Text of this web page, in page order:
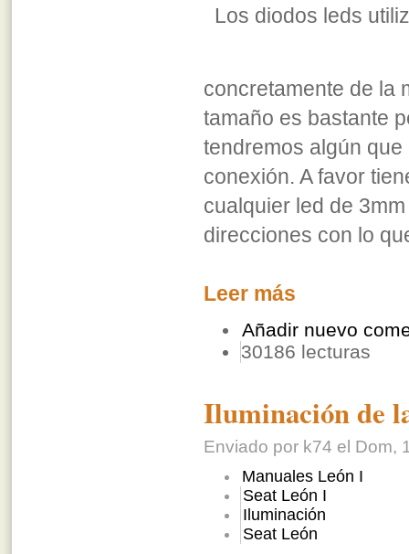
Los diodos leds
concretamente de la
tamaño es bastante
tendremos algún
conexión. A favor
cualquier led de
direcciones con lo
Leer más
Añadir nuevo
30186 lecturas
Iluminación de
Enviado por k74 el Dom,
Manuales León I
Seat León I
Iluminación
Seat León